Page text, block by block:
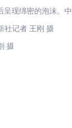
现绵密的泡沫。
社记者 王刚 摄
摄